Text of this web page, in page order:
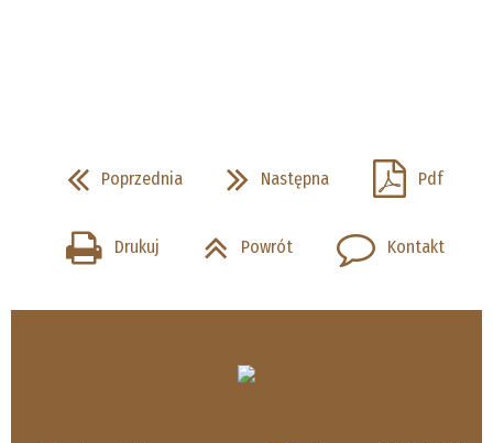
Poprzednia Następna Pdf
Drukuj Powrót Kontakt